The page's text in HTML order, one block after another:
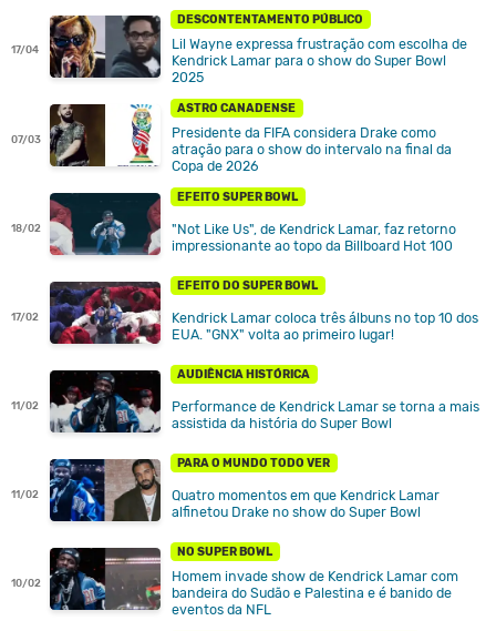
17/04
DESCONTENTAMENTO PÚBLICO
Lil Wayne expressa frustração com escolha de
Kendrick Lamar para o show do Super Bowl
2025
07/03
ASTRO CANADENSE
Presidente da FIFA considera Drake como
atração para o show do intervalo na final da
Copa de 2026
18/02
EFEITO SUPER BOWL
"Not Like Us", de Kendrick Lamar, faz retorno
impressionante ao topo da Billboard Hot 100
17/02
EFEITO DO SUPER BOWL
Kendrick Lamar coloca três álbuns no top 10 dos
EUA. "GNX" volta ao primeiro lugar!
11/02
AUDIÊNCIA HISTÓRICA
Performance de Kendrick Lamar se torna a mais
assistida da história do Super Bowl
11/02
PARA O MUNDO TODO VER
Quatro momentos em que Kendrick Lamar
alfinetou Drake no show do Super Bowl
10/02
NO SUPER BOWL
Homem invade show de Kendrick Lamar com
bandeira do Sudão e Palestina e é banido de
eventos da NFL